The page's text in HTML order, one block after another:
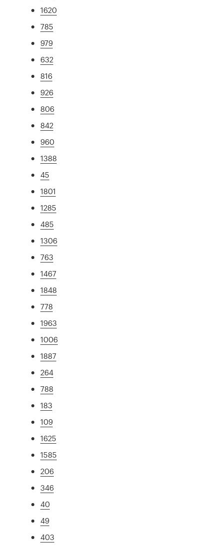
1620
785
979
632
816
926
806
842
960
1388
45
1801
1285
485
1306
763
1467
1848
778
1963
1006
1887
264
788
183
109
1625
1585
206
346
40
49
403